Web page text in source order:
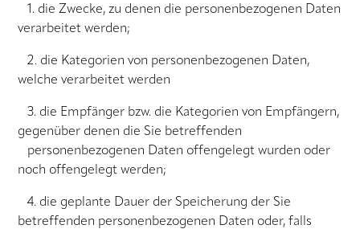
1. die Zwecke, zu denen die personenbezogenen Daten
verarbeitet werden;
2. die Kategorien von personenbezogenen Daten,
welche verarbeitet werden
3. die Empfänger bzw. die Kategorien von Empfängern,
gegenüber denen die Sie betreffenden
personenbezogenen Daten offengelegt wurden oder
noch offengelegt werden;
4. die geplante Dauer der Speicherung der Sie
betreffenden personenbezogenen Daten oder, falls